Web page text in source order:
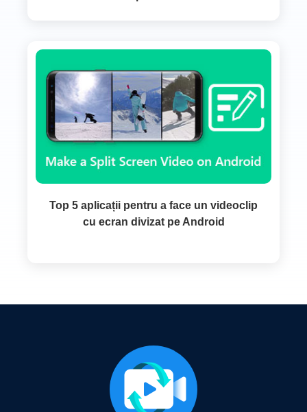
Top 5 aplicații pentru a face un videoclip
cu ecran divizat pe Android